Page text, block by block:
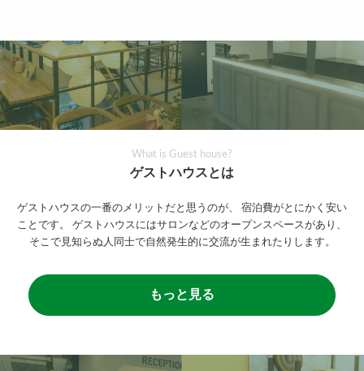
What is Guest house?
ゲストハウスとは
ゲストハウスの一番のメリットだと思うのが、
宿泊費がとにかく安い
ことです。
ゲストハウスにはサロンなどのオープンスペースがあり、
そこで見知らぬ人同士で自然発生的に交流が生まれたりします。
もっと見る